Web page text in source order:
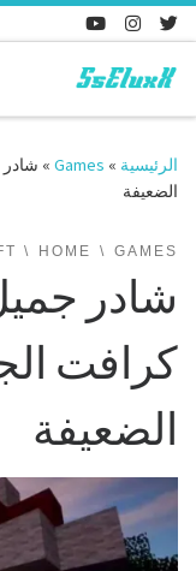
الرئيسية »
Games
» شادر
الضعيفة
GAMES
HOME
شادر
كرافت
الضعيفة